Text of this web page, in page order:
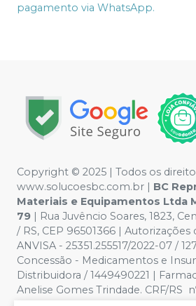
pagamento via WhatsApp.
Copyright © 2025 | Todos os
www.solucoesbc.com.br | BC
Materiais e Equipamentos Ltda
79 | Rua Juvêncio Soares, 1823,
/ RS, CEP 96501366 |
ANVISA - 25351.255517/2022-07 /
Concessão - Medicamentos e
Distribuidora / 1449490221 |
Anelise Gomes Trindade. CRF/RS